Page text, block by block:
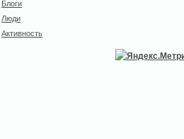
Блоги
Люди
Активность